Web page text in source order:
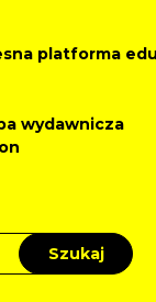
platforma
wydawnicza
Szukaj